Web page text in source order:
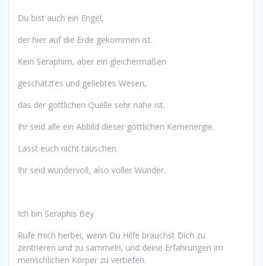
Du bist auch ein Engel,
der hier auf die Erde gekommen ist.
Kein Seraphim, aber ein gleichermaßen
geschätztes und geliebtes Wesen,
das der göttlichen Quelle sehr nahe ist.
Ihr seid alle ein Abbild dieser göttlichen Kernenergie.
Lasst euch nicht täuschen.
Ihr seid wundervoll, also voller Wunder.
Ich bin Seraphis Bey
Rufe mich herbei, wenn Du Hilfe brauchst Dich zu
zentrieren und zu sammeln, und deine Erfahrungen im
menschlichen Körper zu vertiefen.